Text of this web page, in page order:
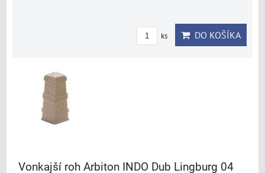
ks DO KOŠÍKA
Vonkajší roh Arbiton INDO Dub Lingburg 04